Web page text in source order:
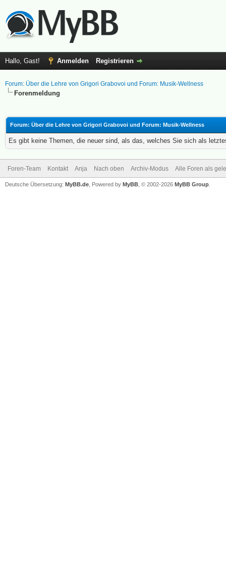
Hallo, Gast! Anmelden Registrieren
Forum: Über die Lehre von Grigori Grabovoi und Forum: Musik-Wellness
Forenmeldung
Forum: Über die Lehre von Grigori Grabovoi und Forum: Musik-Wellness
Es gibt keine Themen, die neuer sind, als das, welches Sie sich als
Foren-Team Kontakt Anja Nach oben Archiv-Modus Alle Foren als
Deutsche Übersetzung: MyBB.de , Powered by MyBB , © 2002-2026 MyBB Group